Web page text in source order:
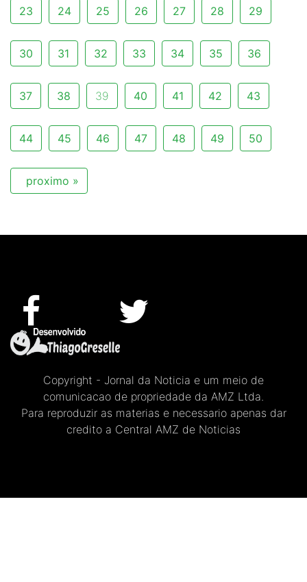
23 24 25 26 27 28 29
30 31 32 33 34 35 36
37 38 39 40 41 42 43
44 45 46 47 48 49 50
proximo »
Copyright - Jornal da Noticia e um meio de
comunicacao de propriedade da AMZ Ltda.
Para reproduzir as materias e necessario apenas dar
credito a Central AMZ de Noticias